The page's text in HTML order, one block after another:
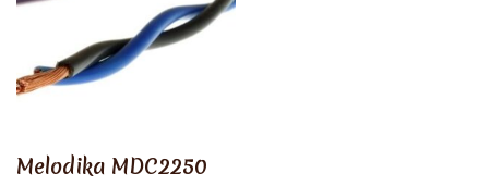
Melodika MDC2250